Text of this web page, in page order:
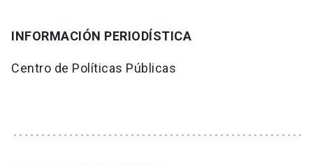
INFORMACIÓN PERIODÍSTICA
Centro de Políticas Públicas